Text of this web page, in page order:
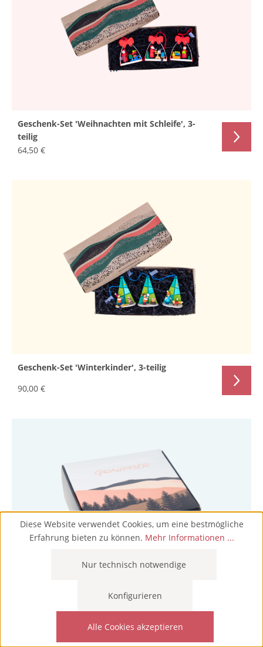
Geschenk-Set 'Weihnachten mit Schleife', 3-
teilig
64,50 €
Geschenk-Set 'Winterkinder', 3-teilig
90,00 €
Diese Website verwendet Cookies, um eine bestmögliche
Erfahrung bieten zu können. Mehr Informationen ...
Nur technisch notwendige
Konfigurieren
Alle Cookies akzeptieren